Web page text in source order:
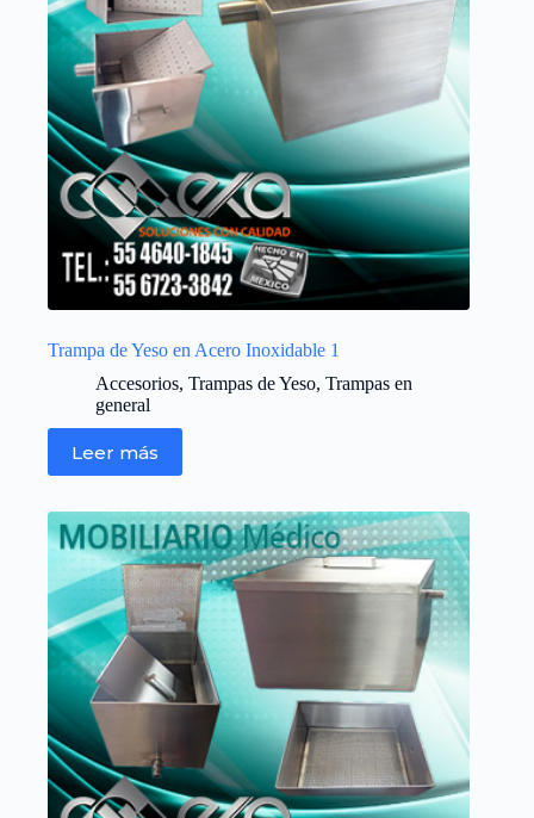
Trampa de Yeso en Acero Inoxidable 1
Accesorios, Trampas de Yeso, Trampas en
general
Leer más